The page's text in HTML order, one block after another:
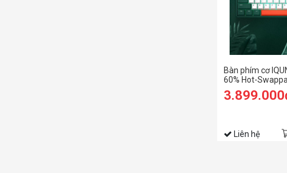
Bàn phím cơ
60% Hot-
Liên hệ